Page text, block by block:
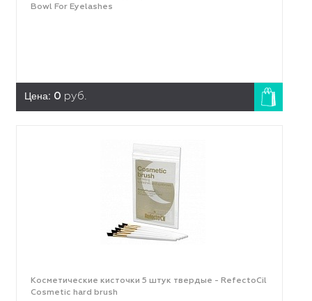
Bowl For Eyelashes
Цена: 0 руб.
Косметические кисточки 5 штук твердые - RefectoCil
Cosmetic hard brush